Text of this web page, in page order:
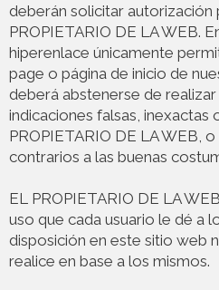
deberán solicitar autorización
PROPIETARIO DE LA WEB.
hiperenlace únicamente
page o página de inicio de
deberá abstenerse de
indicaciones falsas, inexactas
PROPIETARIO DE LA WEB,
contrarios a las buenas
EL PROPIETARIO DE LA
uso que cada usuario le dé a
disposición en este sitio web
realice en base a los mismos.